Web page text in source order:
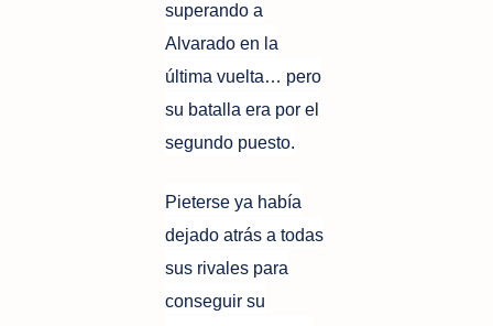
superando a
Alvarado en la
última vuelta… pero
su batalla era por el
segundo puesto.
Pieterse ya había
dejado atrás a todas
sus rivales para
conseguir su